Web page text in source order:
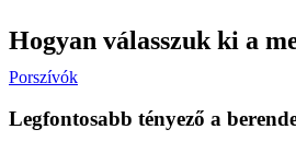
Hogyan válasszuk ki a
Porszívók
Legfontosabb tényező a